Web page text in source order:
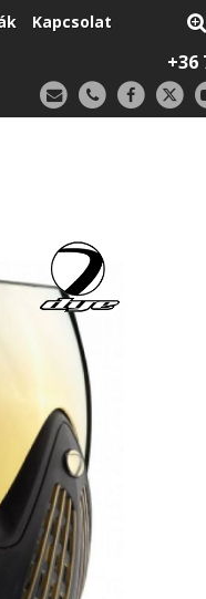
Kapcsolat
+36